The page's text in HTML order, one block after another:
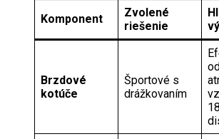
Komponent
Zvolené
riešenie
Brzdové
kotúče
Športové s
drážkovaním